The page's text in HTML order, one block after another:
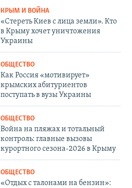
КРЫМ И ВОЙНА
«Стереть Киев с лица земли». Кто
в Крыму хочет уничтожения
Украины
ОБЩЕСТВО
Как Россия «мотивирует»
крымских абитуриентов
поступать в вузы Украины
ОБЩЕСТВО
Война на пляжах и тотальный
контроль: главные вызовы
курортного сезона-2026 в Крыму
ОБЩЕСТВО
«Отдых с талонами на бензин»: